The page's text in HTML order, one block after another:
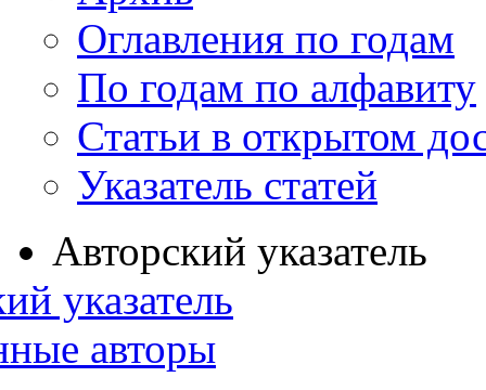
Оглавления по годам
По годам по алфавиту
Статьи в открытом
Указатель статей
Авторский указатель
указатель
авторы